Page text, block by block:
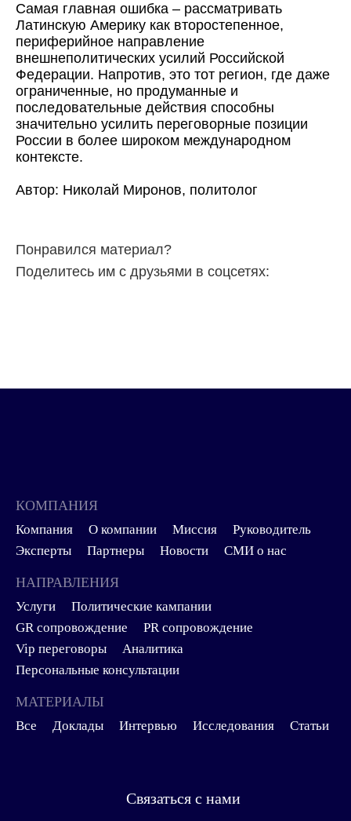
Самая главная ошибка – рассматривать
Латинскую Америку как второстепенное,
периферийное направление
внешнеполитических усилий Российской
Федерации. Напротив, это тот регион, где даже
ограниченные, но продуманные и
последовательные действия способны
значительно усилить переговорные позиции
России в более широком международном
контексте.
Автор: Николай Миронов, политолог
Понравился материал?
Поделитесь им с друзьями в соцсетях:
Связаться с нами
КОМПАНИЯ
Компания О компании Миссия
Руководитель
Эксперты
Партнеры Новости СМИ о нас
НАПРАВЛЕНИЯ
Услуги
Политические кампании
GR сопровождение
PR сопровождение
Vip переговоры
Аналитика
Персональные консультации
МАТЕРИАЛЫ
Все Доклады Интервью Исследования Статьи